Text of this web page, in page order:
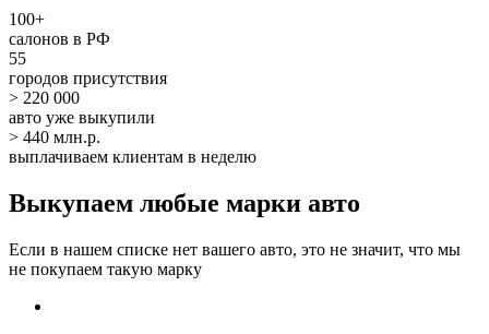
100+
салонов в РФ
55
городов присутствия
> 220 000
авто уже выкупили
> 440 млн.р.
выплачиваем клиентам в неделю
Выкупаем любые марки авто
Если в нашем списке нет вашего авто, это не значит, что мы
не покупаем такую марку